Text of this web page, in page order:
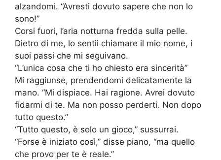
alzandomi. “Avresti dovuto sapere che non lo
sono!”
Corsi fuori, l’aria notturna fredda sulla pelle.
Dietro di me, lo sentii chiamare il mio nome, i
suoi passi che mi seguivano.
“L’unica cosa che ti ho chiesto era sincerità”
Mi raggiunse, prendendomi delicatamente la
mano. “Mi dispiace. Hai ragione. Avrei dovuto
fidarmi di te. Ma non posso perderti. Non dopo
tutto questo.”
“Tutto questo, è solo un gioco,” sussurrai.
“Forse è iniziato così,” disse piano, “ma quello
che provo per te è reale.”